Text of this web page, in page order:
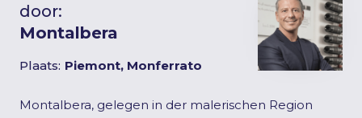
door:
Montalbera
Plaats: Piemont, Monferrato
Montalbera, gelegen in der malerischen Region